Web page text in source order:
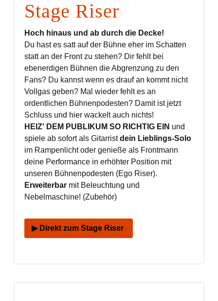
Stage Riser
Hoch hinaus und ab durch die Decke!
Du hast es satt auf der Bühne eher im Schatten
statt an der Front zu stehen? Dir fehlt bei
ebenerdigen Bühnen die Abgrenzung zu den
Fans? Du kannst wenn es drauf an kommt nicht
Vollgas geben? Mal wieder fehlt es an
ordentlichen Bühnenpodesten? Damit ist jetzt
Schluss und hier wackelt auch nichts!
HEIZ' DEM PUBLIKUM SO RICHTIG EIN und
spiele ab sofort als Gitarristdein Lieblings-Solo
im Rampenlicht oder genieße als Frontmann
deine Performance in erhöhter Position mit
unseren Bühnenpodesten (Ego Riser).
Erweiterbar mit Beleuchtung und
Nebelmaschine! (Zubehör)
▶ Direkt zum Stage Riser